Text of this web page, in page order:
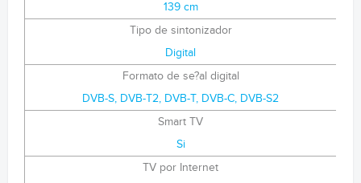
139 cm
Tipo de sintonizador
Digital
Formato de se?al digital
DVB-S, DVB-T2, DVB-T, DVB-C, DVB-S2
Smart TV
Si
TV por Internet